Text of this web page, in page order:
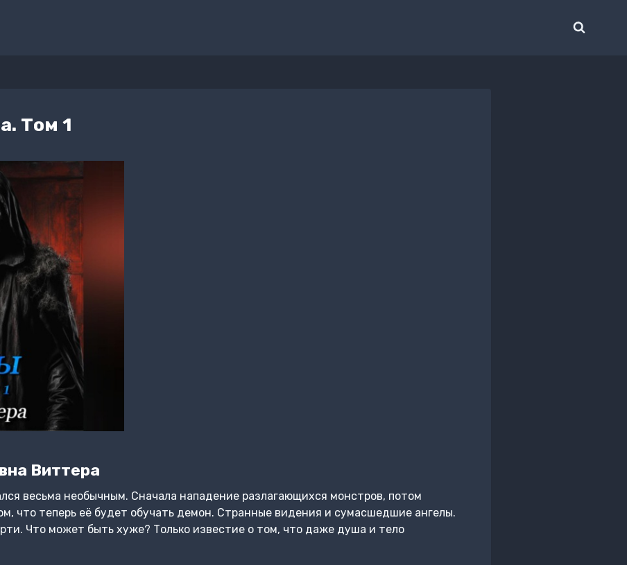
Том 1
Виттера
весьма необычным. Сначала нападение разлагающихся монстров, потом
что теперь её будет обучать демон. Странные видения и сумасшедшие ангелы.
Что может быть хуже? Только известие о том, что даже душа и тело